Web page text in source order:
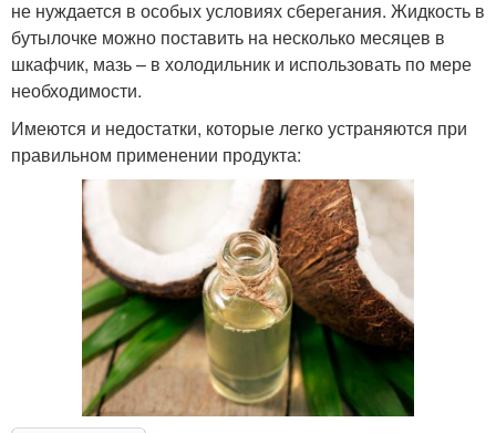
не нуждается в особых условиях сберегания. Жидкость в
бутылочке можно поставить на несколько месяцев в
шкафчик, мазь – в холодильник и использовать по мере
необходимости.
Имеются и недостатки, которые легко устраняются при
правильном применении продукта: